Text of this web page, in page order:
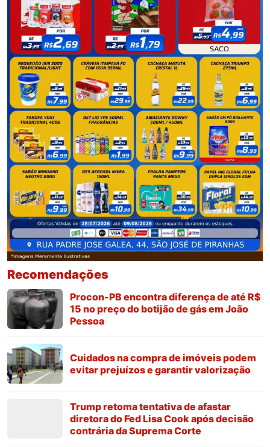
Recomendações
Procon-PB encontra diferença de até R$
15 no preço do botijão de gás em João
Pessoa
Cuidados na compra de imóveis podem
evitar prejuízos e garantir valorização
Trump retoma tentativa de afastar
diretora do Fed Lisa Cook após decisão
contrária da Suprema Corte